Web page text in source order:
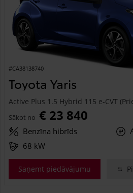
#CA38138740
Toyota Yaris
Active Plus 1.5 Hybrid 115 e-CVT
Sākot no € 23 840
Benzīna hibrīds
68 kW
Saņemt piedāvājumu